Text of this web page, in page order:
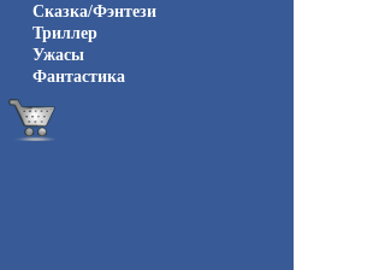
Сказка/Фэнтези
Триллер
Ужасы
Фантастика